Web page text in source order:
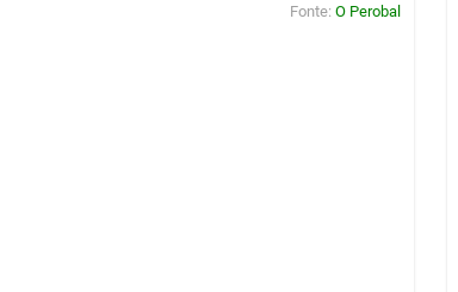
Fonte: O Perobal